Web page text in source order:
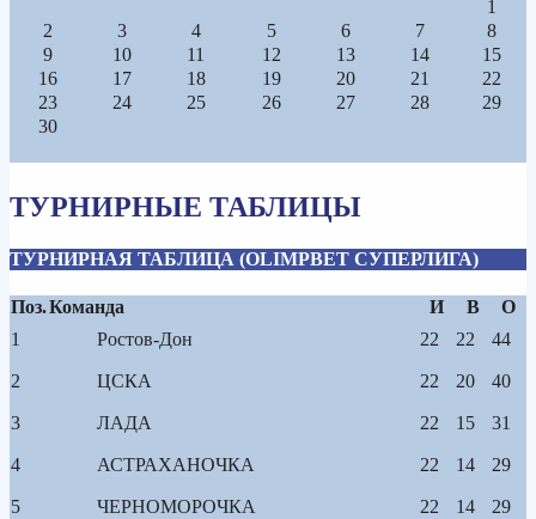
1
2
3 4 5 6 7
8
9
10 11 12 13 14
15
16
17 18 19 20 21
22
23
24 25 26 27 28
29
30
ТУРНИРНЫЕ ТАБЛИЦЫ
ТУРНИРНАЯ ТАБЛИЦА (OLIMPBET СУПЕРЛИГА)
Поз.Команда И В
О
1
Ростов-Дон 22 22 44
2 ЦСКА 22 20 40
3 ЛАДА 22 15 31
4 АСТРАХАНОЧКА 22 14 29
5 ЧЕРНОМОРОЧКА 22 14 29